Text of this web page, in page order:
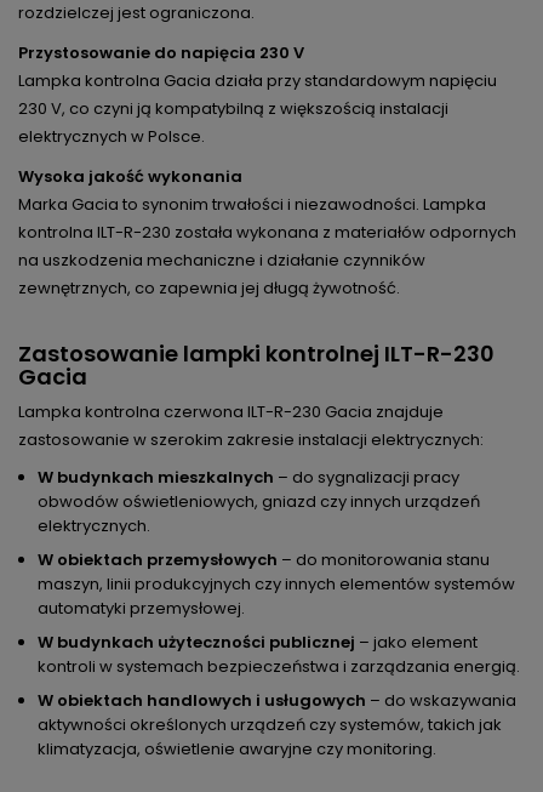
rozdzielczej jest ograniczona.
Przystosowanie do napięcia 230 V
Lampka kontrolna Gacia działa przy standardowym napięciu
230 V, co czyni ją kompatybilną z większością instalacji
elektrycznych w Polsce.
Wysoka jakość wykonania
Marka Gacia to synonim trwałości i niezawodności. Lampka
kontrolna ILT-R-230 została wykonana z materiałów odpornych
na uszkodzenia mechaniczne i działanie czynników
zewnętrznych, co zapewnia jej długą żywotność.
Zastosowanie lampki kontrolnej ILT-R-230
Gacia
Lampka kontrolna czerwona ILT-R-230 Gacia znajduje
zastosowanie w szerokim zakresie instalacji elektrycznych:
W budynkach mieszkalnych – do sygnalizacji pracy
obwodów oświetleniowych, gniazd czy innych urządzeń
elektrycznych.
W obiektach przemysłowych – do monitorowania stanu
maszyn, linii produkcyjnych czy innych elementów systemów
automatyki przemysłowej.
W budynkach użyteczności publicznej – jako element
kontroli w systemach bezpieczeństwa i zarządzania energią.
W obiektach handlowych i usługowych – do wskazywania
aktywności określonych urządzeń czy systemów, takich jak
klimatyzacja, oświetlenie awaryjne czy monitoring.